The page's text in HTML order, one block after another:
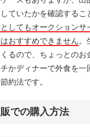
ていたかを確認するこ
してもオークションサ
おすすめできません。
るので、ちょっとのお
かディナーで外食を一
約法です。
での購入方法